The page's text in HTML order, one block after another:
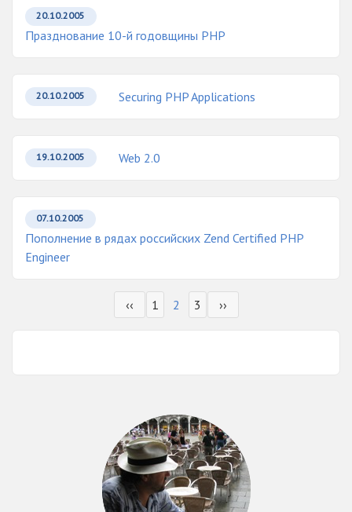
20.10.2005
Празднование 10-й годовщины PHP
20.10.2005 Securing PHP Applications
19.10.2005 Web 2.0
07.10.2005
Пополнение в рядах российских Zend Certified PHP
Engineer
‹‹ 1 2 3 ››